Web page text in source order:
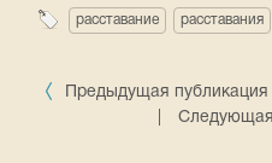
расставание расставания
Предыдущая публикация
Следующая